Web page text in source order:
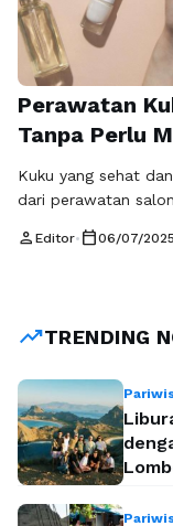
Perawatan
Tanpa Perlu
Kuku yang sehat
dari perawatan
sesuatu yang lebih
person Editor• calendar_today06/07/2025
trending_upTRENDING